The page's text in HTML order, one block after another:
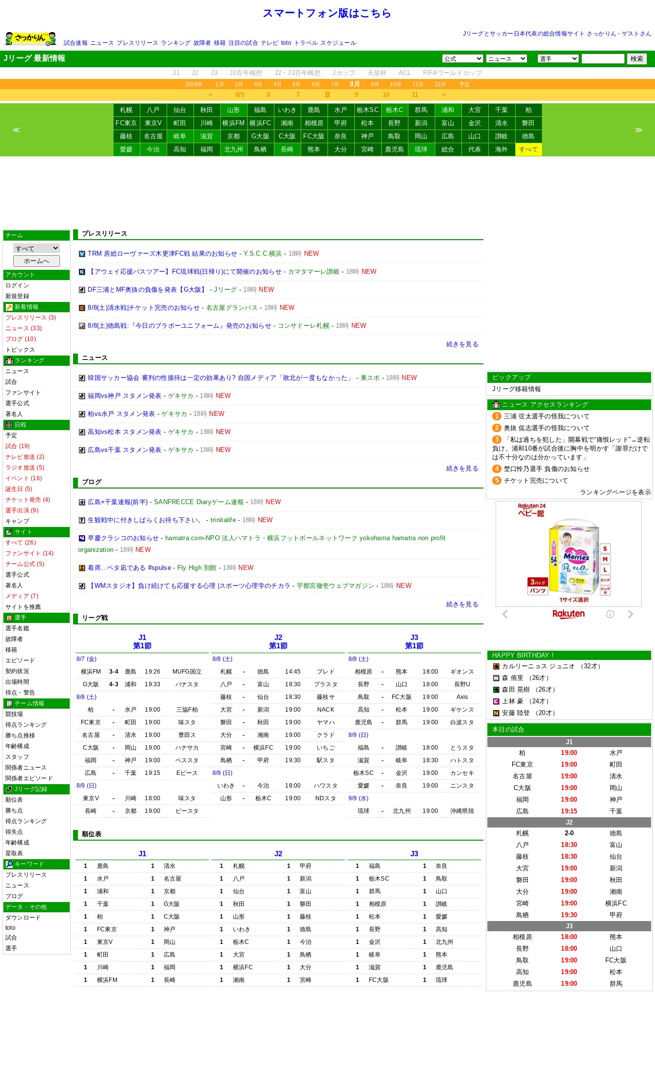
スマートフォン版はこちら
Jリーグとサッカー日本代表の総合情報サイト さっかりん - ゲストさん
試合速報 ニュース プレスリリース ランキング 故障者 移籍 注目の試合 テレビ toto トラベル スケジュール
Jリーグ 最新情報
J1 J2 J3 J1百年構想 J2・J3百年構想 Jカップ 天皇杯 ACL FIFAワールドカップ
2026年 1月 2月 3月 4月 5月 6月 7月 8月 9月 10月 11月 12月 予定
＜ 8/5 6 7 8 9 10 11 ＞
≪
札幌 八戸 仙台 秋田 山形 福島 いわき 鹿島 水戸 栃木SC 栃木C 群馬 浦和 大宮 千葉
柏
FC東京
東京V 町田 川崎 横浜FM 横浜FC 湘南 相模原 甲府 松本 長野 新潟 富山 金沢 清水
磐田
藤枝
名古屋 岐阜 滋賀 京都 G大阪 C大阪 FC大阪 奈良 神戸 鳥取 岡山 広島 山口 讃岐
徳島
愛媛
今治 高知 福岡 北九州 鳥栖 長崎 熊本 大分 宮崎 鹿児島 琉球 総合 代表 海外 すべて
≫
チーム
アカウント
ログイン
新規登録
新着情報
プレスリリース (3)
ニュース (33)
ブログ (10)
トピックス
ランキング
ニュース
試合
ファンサイト
選手公式
著名人
日程
予定
試合 (19)
テレビ放送 (2)
ラジオ放送 (5)
イベント (16)
誕生日 (5)
チケット発売 (4)
選手出演 (9)
キャンプ
サイト
すべて (26)
ファンサイト (14)
チーム公式 (5)
選手公式
著名人
メディア (7)
サイトを推薦
選手
選手名鑑
故障者
移籍
エピソード
契約状況
出場時間
得点・警告
チーム情報
競技場
得点ランキング
勝ち点推移
年齢構成
スタッフ
関係者ニュース
関係者エピソード
Jリーグ記録
順位表
勝ち点
得点ランキング
得失点
年齢構成
星取表
キーワード
プレスリリース
ニュース
ブログ
データ・その他
ダウンロード
toto
試合
選手
プレスリリース
TRM 房総ローヴァーズ木更津FC戦 結果のお知らせ -Y.S.C.C.横浜 - 18時 NEW
【アウェイ応援バスツアー】FC琉球戦(日帰り)にて開催のお知らせ- カマタマーレ讃岐 - 18時 NEW
DF三浦とMF奥抜の負傷を発表【G大阪】 -Jリーグ - 18時 NEW
8/8(土)清水戦|チケット完売のお知らせ- 名古屋グランパス - 18時 NEW
8/8(土)徳島戦:『今日のブラボーユニフォーム』発売のお知らせ- コンサドーレ札幌- 18時 NEW
続きを見る
ニュース
韓国サッカー協会 審判の性接待は一定の効果あり? 自国メディア「敗北が一度もなかった」 - 東スポ - 18時 NEW
福岡vs神戸 スタメン発表 - ゲキサカ - 18時 NEW
柏vs水戸 スタメン発表 -ゲキサカ - 18時 NEW
高知vs松本 スタメン発表 - ゲキサカ - 18時 NEW
広島vs千葉 スタメン発表 - ゲキサカ - 18時 NEW
続きを見る
ブログ
広島×千葉速報(前半) -SANFRECCE Diaryゲーム速報 - 18時 NEW
生観戦中に付きしばらくお待ち下さい。 - trinitalife- 18時 NEW
早慶クラシコのお知らせ - hamatra.com-NPO 法人ハマトラ・横浜フットボールネットワーク yokohama hamatra non profit
organization - 18時 NEW
着席…ベタ凪である #spulse- Fly High 別館 - 18時 NEW
【WMスタジオ】負け続けても応援する心理 |スポーツ心理学のチカラ - 宇都宮徹壱ウェブマガジン - 18時 NEW
続きを見る
リーグ戦
J1
第1節
8/7 (金)
横浜FM
3-4 鹿島 19:26
MUFG国立
G大阪
4-3 浦和 19:33
パナスタ
8/8 (土)
柏
- 水戸 19:00
三協F柏
FC東京
- 町田 19:00
味スタ
名古屋
- 清水 19:00
豊田ス
C大阪
- 岡山 19:00
ハナサカ
福岡
- 神戸 19:00
ベススタ
広島
- 千葉 19:15
Eピース
8/9 (日)
東京V
- 川崎 18:00
味スタ
長崎
- 京都 19:00 ピースタ
J2
第1節
8/8 (土)
札幌
- 徳島 14:45
プレド
八戸
- 富山 18:30
プラスタ
藤枝
- 仙台 18:30
藤枝サ
大宮
- 新潟 19:00
NACK
磐田
- 秋田 19:00
ヤマハ
大分
- 湘南 19:00
クラド
宮崎
- 横浜FC 19:00
いちご
鳥栖
- 甲府 19:30
駅スタ
8/9 (日)
いわき
- 今治 18:00
ハワスタ
山形
- 栃木C 19:00 NDスタ
J3
第1節
8/8 (土)
相模原
- 熊本 18:00
ギオンス
長野
- 山口 18:00
長野U
鳥取
- FC大阪 19:00
Axis
高知
- 松本 19:00
ギケンス
鹿児島
- 群馬 19:00
白波スタ
8/9 (日)
福島
- 讃岐 18:00
とうスタ
滋賀
- 岐阜 18:30
ハトスタ
栃木SC
- 金沢 19:00
カンセキ
愛媛
- 奈良 19:00
ニンスタ
9/9 (水)
琉球
- 北九州 19:00 沖縄県陸
順位表
J1
1 鹿島 1
清水
1
水戸 1
名古屋
1
浦和 1
京都
1
千葉 1
G大阪
1
柏 1
C大阪
1
FC東京 1
神戸
1
東京V 1
岡山
1
町田 1
広島
1
川崎 1
福岡
1
横浜FM 1 長崎
J2
1 札幌 1
甲府
1
八戸 1
新潟
1
仙台 1
富山
1
秋田 1
磐田
1
山形 1
藤枝
1
いわき 1
徳島
1
栃木C 1
今治
1
大宮 1
鳥栖
1
横浜FC 1
大分
1
湘南 1 宮崎
J3
1 福島 1
奈良
1
栃木SC 1
鳥取
1
群馬 1
山口
1
相模原 1
讃岐
1
松本 1
愛媛
1
長野 1
高知
1
金沢 1
北九州
1
岐阜 1
熊本
1
滋賀 1
鹿児島
1
FC大阪 1 琉球
ピックアップ
Jリーグ移籍情報
ニュース アクセスランキング
1
三浦 弦太選手の怪我について
2
奥抜 侃志選手の怪我について
3
「私は過ちを犯した」開幕戦で“痛恨レッド”→逆転
負け。浦和10番が試合後に胸中を明かす「謝罪だけで
は不十分なのは分かっています」
4
埜口怜乃選手 負傷のお知らせ
5
チケット完売について
ランキングページを表示
HAPPY BIRTHDAY !
カルリーニョス ジュニオ
（32才）
森 侑里
（26才）
森田 晃樹
（26才）
上林 豪
（24才）
安藤 陸登
（20才）
本日の試合
J1
柏
19:00
水戸
FC東京
19:00
町田
名古屋
19:00
清水
C大阪
19:00
岡山
福岡
19:00
神戸
広島
19:15
千葉
J2
札幌
2-0
徳島
八戸
18:30
富山
藤枝
18:30
仙台
大宮
19:00
新潟
磐田
19:00
秋田
大分
19:00
湘南
宮崎
19:00
横浜FC
鳥栖
19:30
甲府
J3
相模原
18:00
熊本
長野
18:00
山口
鳥取
19:00
FC大阪
高知
19:00
松本
鹿児島
19:00 群馬